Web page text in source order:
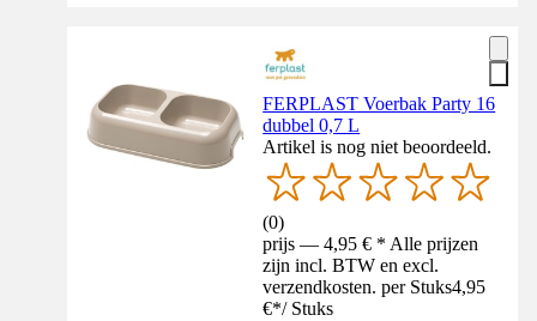
FERPLAST Voerbak Party 16
dubbel 0,7 L
Artikel is nog niet beoordeeld.
(0)
prijs — 4,95 € * Alle prijzen
zijn incl. BTW en excl.
verzendkosten. per Stuks4,95
€*/ Stuks